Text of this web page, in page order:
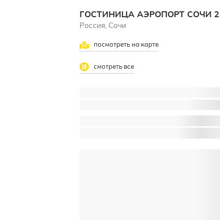
ГОСТИНИЦА АЭРОПОРТ СОЧИ
Россия, Сочи
посмотреть на карте
смотреть все